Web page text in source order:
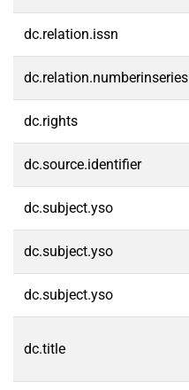
dc.relation.issn
dc.relation.numberinseries
dc.rights
dc.source.identifier
dc.subject.yso
dc.subject.yso
dc.subject.yso
dc.title